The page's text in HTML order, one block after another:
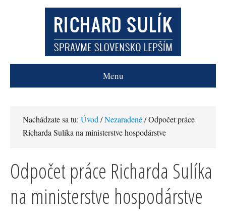
Menu
Nachádzate sa tu: Úvod /Nezaradené/ Odpočet práce
Richarda Sulíka na ministerstve hospodárstve
Odpočet práce Richarda Sulíka
na ministerstve hospodárstve